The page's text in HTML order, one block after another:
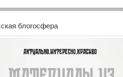
блогосфера